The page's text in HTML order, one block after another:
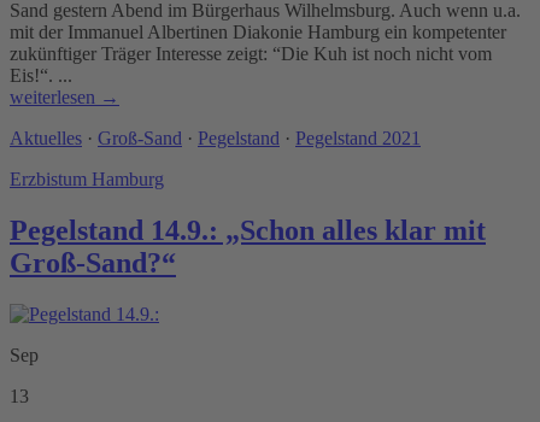
Sand gestern Abend im Bürgerhaus Wilhelmsburg. Auch wenn u.a.
mit der Immanuel Albertinen Diakonie Hamburg ein kompetenter
zukünftiger Träger Interesse zeigt: “Die Kuh ist noch nicht vom
Eis!“. ...
weiterlesen →
Aktuelles · Groß-Sand · Pegelstand · Pegelstand 2021
Erzbistum Hamburg
Pegelstand 14.9.: „Schon alles klar mit
Groß-Sand?“
Sep
13